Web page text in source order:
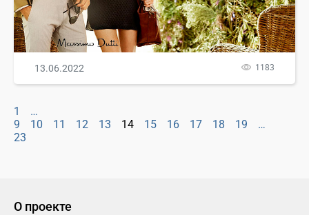
13.06.2022 1183
1
…
9
10 11 12 13 14 15 16 17 18 19
…
23
О проекте